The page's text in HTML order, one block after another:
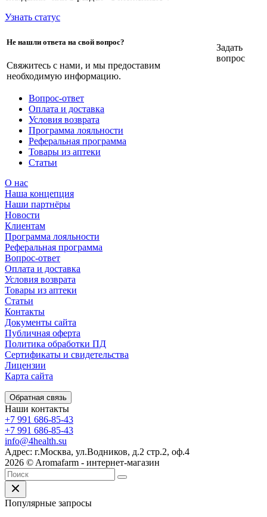
Узнать статус
Не нашли ответа на свой вопрос?
Свяжитесь с нами, и мы предоставим
необходимую информацию.
Задать
вопрос
Вопрос-ответ
Оплата и доставка
Условия возврата
Программа лояльности
Реферальная программа
Товары из аптеки
Статьи
О нас
Наша концепция
Наши партнёры
Новости
Клиентам
Программа лояльности
Реферальная программа
Вопрос-ответ
Оплата и доставка
Условия возврата
Товары из аптеки
Статьи
Контакты
Документы сайта
Публичная оферта
Политика обработки ПД
Сертификаты и свидетельства
Лицензии
Карта сайта
Обратная связь
Наши контакты
+7 991 686-85-43
+7 991 686-85-43
info@4health.su
Адрес: г.Москва, ул.Водников, д.2 стр.2, оф.4
2026 © Aromafarm - интернет-магазин
Популярные запросы